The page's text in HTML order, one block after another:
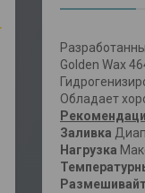
Golden Wax
Обладает
Заливка
Нагрузка